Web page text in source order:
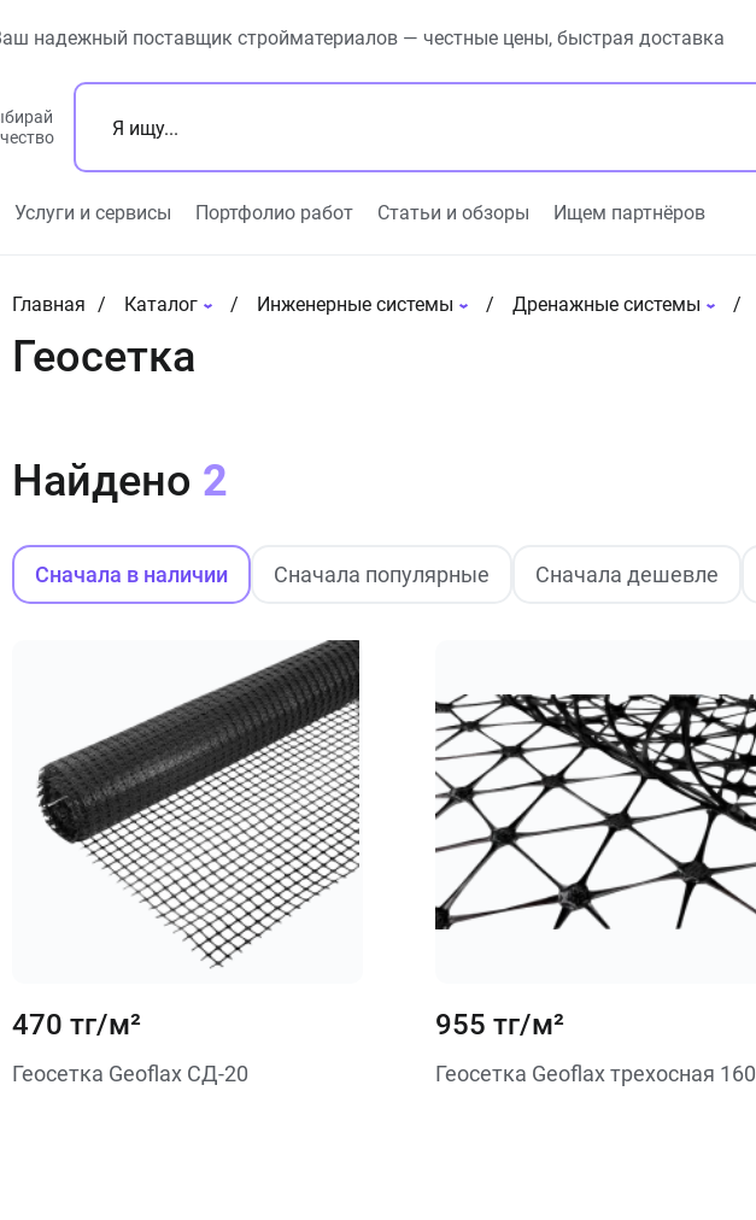
надежный поставщик стройматериалов — честные цены, быстрая доставка
Услуги и сервисы Портфолио работ Статьи и обзоры Ищем партнёров
Главная Каталог Инженерные системы Дренажные системы
Геосетка
Сначала в наличии Сначала популярные Сначала дешевле
Найдено 2
470 тг/м²
Геосетка Geoflax СД-20
955 тг/м²
Геосетка Geoflax трехосная 160